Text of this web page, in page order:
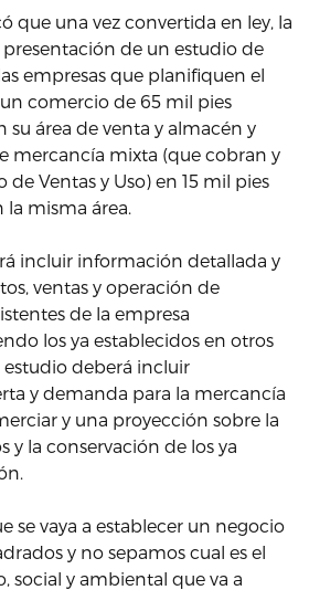
que una vez convertida en ley, la
de un estudio de
empresas que planifiquen el
comercio de 65 mil pies
su área de venta y almacén y
mercancía mixta (que cobran y
Ventas y Uso) en 15 mil pies
la misma área.
incluir información detallada y
ventas y operación de
de la empresa
los ya establecidos en otros
estudio deberá incluir
y demanda para la mercancía
y una proyección sobre la
y la conservación de los ya
se vaya a establecer un negocio
y no sepamos cual es el
social y ambiental que va a